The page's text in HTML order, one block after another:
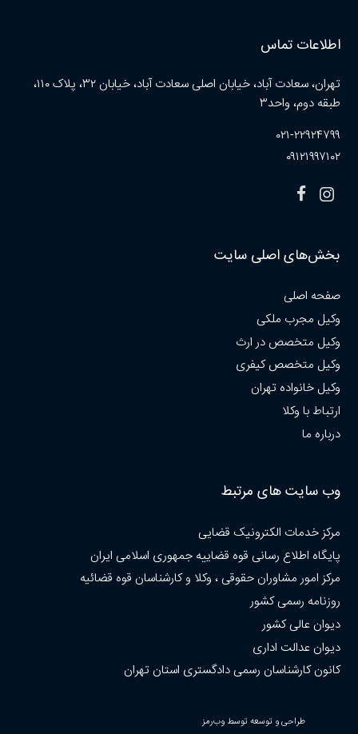
اطلاعات تماس
تهران، سعادت آباد، خیابان اصلی سعادت آباد، خیابان ۳۲، پلاک ۱۱۰،
طبقه دوم، واحد۳
۰۲۱-۲۲۹۲۴۷۹۹
۰۹۱۲۱۹۹۷۱۰۲
بخش‌های اصلی سایت
صفحه اصلی
وکیل مجرب ملکی
وکیل متخصص در ارث
وکیل متخصص کیفری
وکیل خانواده تهران
ارتباط با وکلا
درباره ما
وب سایت های مرتبط
مرکز خدمات الکترونیک قضایی
پایگاه اطلاع رسانی قوه قضاییه جمهوری اسلامی ایران
مرکز امور مشاوران حقوقی ، وکلا و کارشناسان قوه قضائیه
روزنامه رسمی کشور
دیوان عالی کشور
دیوان عدالت اداری
کانون کارشناسان رسمی دادگستری استان تهران
طراحی و توسعه توسط وب‌رمز